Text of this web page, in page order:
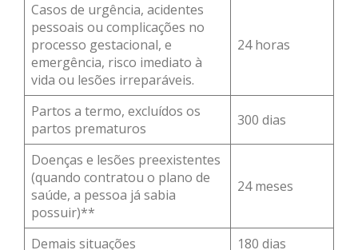
Casos de urgência, acidentes
pessoais ou complicações no
processo gestacional, e
emergência, risco imediato à
vida ou lesões irreparáveis.
24 horas
Partos a termo, excluídos os
partos prematuros
300 dias
Doenças e lesões preexistentes
(quando contratou o plano de
saúde, a pessoa já sabia
possuir)**
24 meses
Demais situações 180 dias